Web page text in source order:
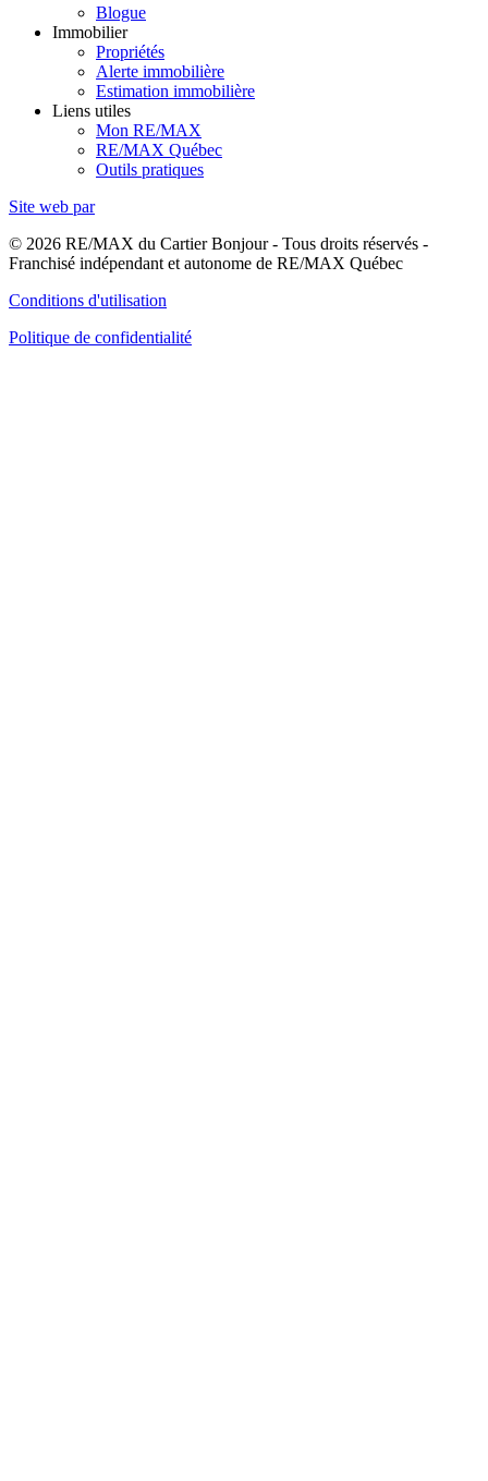
Blogue
Immobilier
Propriétés
Alerte immobilière
Estimation immobilière
Liens utiles
Mon RE/MAX
RE/MAX Québec
Outils pratiques
Site web par
© 2026 RE/MAX du Cartier Bonjour - Tous droits réservés -
Franchisé indépendant et autonome de RE/MAX Québec
Conditions d'utilisation
Politique de confidentialité